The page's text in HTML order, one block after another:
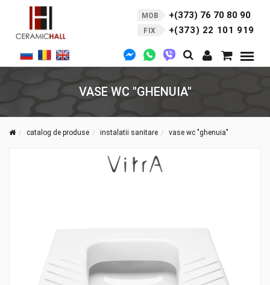
MOB +(373) 76 70 80 90
FIX +(373) 22 101 919
VASE WC "GHENUIA"
catalog de produse instalatii sanitare vase wc "ghenuia"